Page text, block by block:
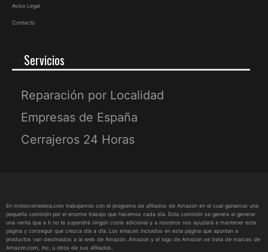
Aviso Legal
Contacto
Servicios
Reparación por Localidad
Empresas de España
Cerrajeros 24 Horas
En motorcorredera.com trabajamos con el programa de afiliados de Amazon en el cual ganamos una
pequeña comisión por el enorme trabajo que hacemos cada día. Esta comisión se genera al generar
una venta que a ti no te supondrá ningún coste adicional y a nosotros nos ayudará a mantener esta
página y conseguir que crezca día a día. Los enlaces incluidos en esta página que apuntan a
productos van destinados a la web de Amazon. Amazon y el logo de Amazon se trata de marcas de
Amazon.com, Inc. u otros de sus afiliados.